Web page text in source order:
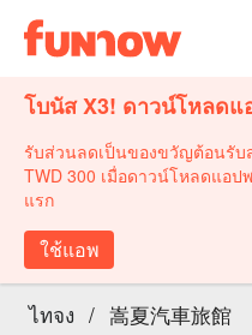
โบนัส X3! ดาวน์โหลดแ
รับส่วนลดเป็นของขวัญต้อนรับ
TWD 300 เมื่อดาวน์โหลดแอป
แรก
ใช้แอพ
ไทจง / 嵩夏汽車旅館